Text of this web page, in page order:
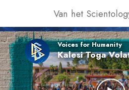
Van het
Voices for Humanity
Kalesi Toga